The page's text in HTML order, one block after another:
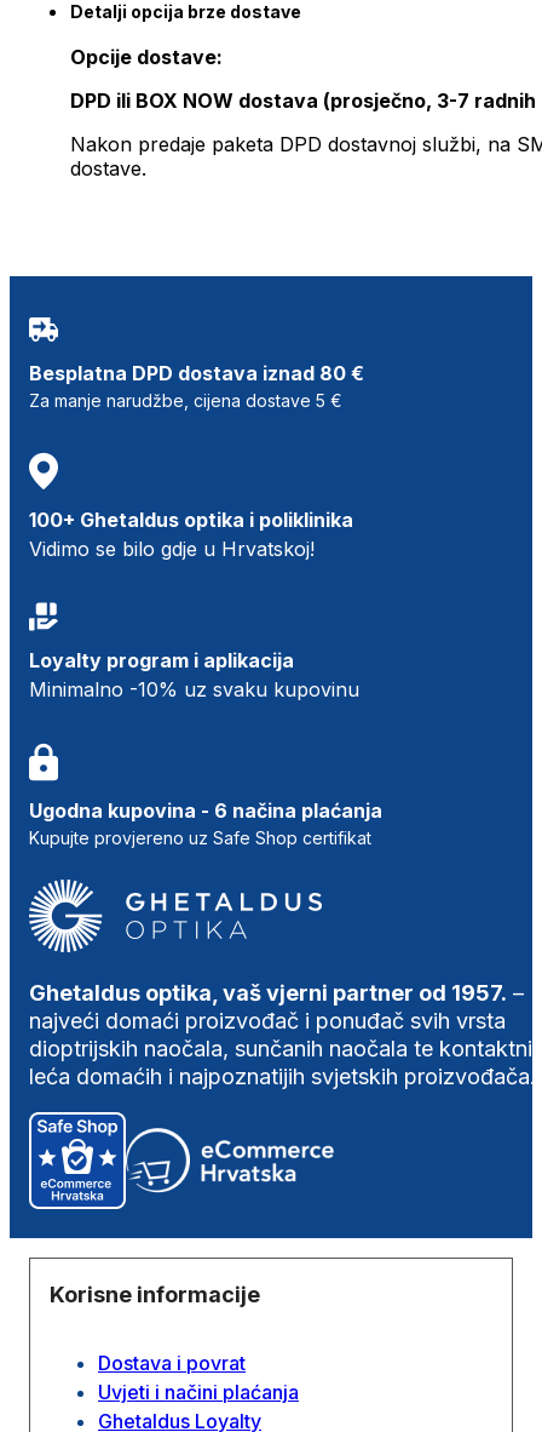
Detalji opcija brze dostave
Opcije dostave:
DPD ili BOX NOW dostava (prosječno, 3-7 radnih
Nakon predaje paketa DPD dostavnoj službi, na
dostave.
Besplatna DPD dostava iznad 80 €
Za manje narudžbe, cijena dostave 5 €
100+ Ghetaldus optika i poliklinika
Vidimo se bilo gdje u Hrvatskoj!
Loyalty program i aplikacija
Minimalno -10% uz svaku kupovinu
Ugodna kupovina - 6 načina plaćanja
Kupujte provjereno uz Safe Shop certifikat
Ghetaldus optika, vaš vjerni partner od 1957. –
najveći domaći proizvođač i ponuđač svih vrsta
dioptrijskih naočala, sunčanih naočala te
leća domaćih i najpoznatijih svjetskih proizvođača.
Korisne informacije
Dostava i povrat
Uvjeti i načini plaćanja
Ghetaldus Loyalty